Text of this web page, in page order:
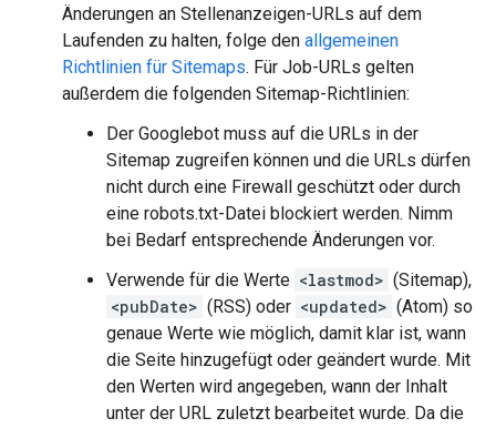
Änderungen an Stellenanzeigen-URLs auf dem
Laufenden zu halten, folge den allgemeinen
Richtlinien für Sitemaps. Für Job-URLs gelten
außerdem die folgenden Sitemap-Richtlinien:
Der Googlebot muss auf die URLs in der
Sitemap zugreifen können und die URLs dürfen
nicht durch eine Firewall geschützt oder durch
eine robots.txt-Datei blockiert werden. Nimm
bei Bedarf entsprechende Änderungen vor.
Verwende für die Werte <lastmod> (Sitemap),
<pubDate> (RSS) oder <updated> (Atom) so
genaue Werte wie möglich, damit klar ist, wann
die Seite hinzugefügt oder geändert wurde. Mit
den Werten wird angegeben, wann der Inhalt
unter der URL zuletzt bearbeitet wurde. Da die